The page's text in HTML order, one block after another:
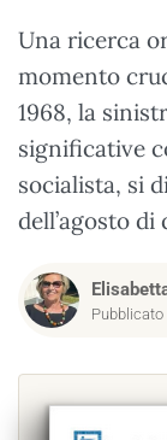
Una ricerca
momento
1968, la
significative
socialista, si
dell’agosto di
Pubblicato